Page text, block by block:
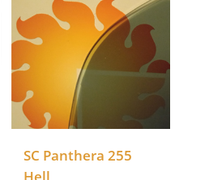
SC Panthera 255